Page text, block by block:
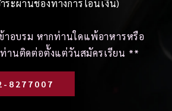
ระผ่านช่องทางการโอนเงิน)
าอบรม หากท่านใดแพ้อาหารหรือ
านติดต่อตั้งแต่วันสมัครเรียน **
8277007